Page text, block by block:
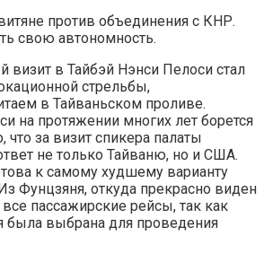
против объединения с КНР.
свою автономность.
визит в Тайбэй Нэнси Пелоси стал
стрельбы,
в Тайваньском проливе.
на протяжении многих лет борется
за визит спикера палаты
не только Тайваню, но и США.
к самому худшему варианту
Фунцзяня, откуда прекрасно виден
пассажирские рейсы, так как
была выбрана для проведения